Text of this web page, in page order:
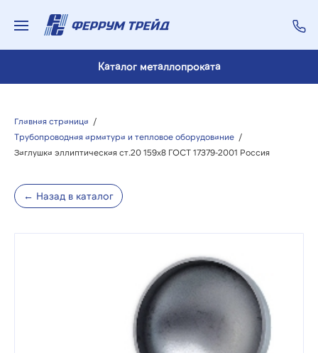
Каталог металлопроката
Главная страница /
Трубопроводная арматура и тепловое оборудование /
Заглушка эллиптическая ст.20 159х8 ГОСТ 17379-2001 Россия
← Назад в каталог